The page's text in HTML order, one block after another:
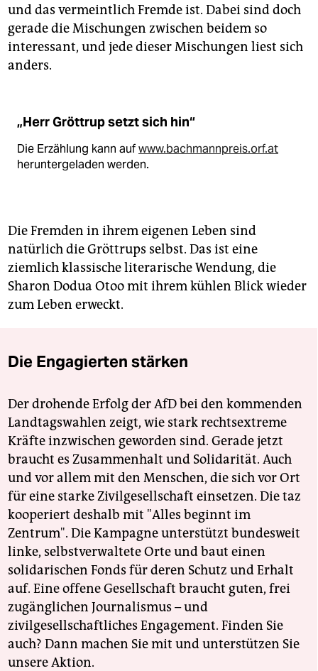
und das vermeintlich Fremde ist. Dabei sind doch
gerade die Mischungen zwischen beidem so
interessant, und jede dieser Mischungen liest sich
anders.
„Herr Gröttrup setzt sich hin“
Die Erzählung kann aufwww.bachmannpreis.orf.at
heruntergeladen werden.
Die Fremden in ihrem eigenen Leben sind
natürlich die Gröt­trups selbst. Das ist eine
ziemlich klassische literarische Wendung, die
Sharon Dodua Otoo mit ihrem kühlen Blick wieder
zum Leben erweckt.
Die Engagierten stärken
Der drohende Erfolg der AfD bei den kommenden
Landtagswahlen zeigt, wie stark rechtsextreme
Kräfte inzwischen geworden sind. Gerade jetzt
braucht es Zusammenhalt und Solidarität. Auch
und vor allem mit den Menschen, die sich vor Ort
für eine starke Zivilgesellschaft einsetzen. Die taz
kooperiert deshalb mit "Alles beginnt im
Zentrum". Die Kampagne unterstützt bundesweit
linke, selbstverwaltete Orte und baut einen
solidarischen Fonds für deren Schutz und Erhalt
auf. Eine offene Gesellschaft braucht guten, frei
zugänglichen Journalismus – und
zivilgesellschaftliches Engagement. Finden Sie
auch? Dann machen Sie mit und unterstützen Sie
unsere Aktion.